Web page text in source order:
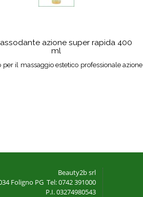
azione super rapida 400
ml
per il massaggio estetico professionale azione
Beauty2b srl
Foligno PG Tel: 0742 391000
P.I. 03274980543